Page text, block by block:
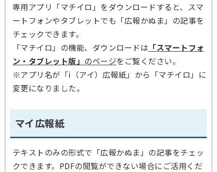
専用アプリ「マチイロ」をダウンロードすると、スマ
ートフォンやタブレットでも「広報かぬま」の記事を
チェックできます。
「マチイロ」の機能、ダウンロードは 「スマートフォ
ン・タブレット版」 のページをご覧ください。
※アプリ名が「i（アイ）広報紙」から「マチイロ」に
変更になりました。
マイ広報紙
テキストのみの形式で「広報かぬま」の記事をチェッ
クできます。PDFの閲覧ができない場合にご活用くだ